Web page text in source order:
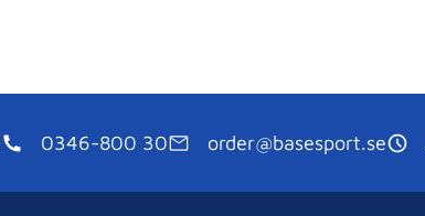
0346-800 30 order@basesport.se